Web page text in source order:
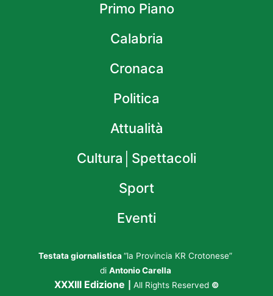
Primo Piano
Calabria
Cronaca
Politica
Attualità
Cultura│Spettacoli
Sport
Eventi
Testata giornalistica “la Provincia KR Crotonese”
di Antonio Carella
XXXIII Edizione All Rights Reserved ©